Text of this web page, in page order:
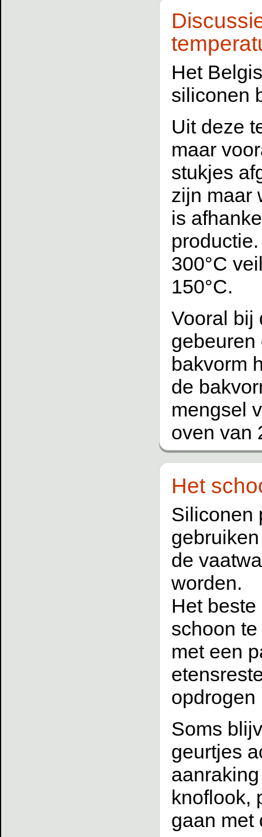
Het
siliconen
Uit deze
maar
stukjes
zijn maar
is
300°C
150°C.
Vooral bij
gebeuren
bakvorm
de
mengsel
oven van
Het
Siliconen
de
worden.
Het
schoon
met een
opdrogen
Soms
geurtjes
knoflook,
gaan met